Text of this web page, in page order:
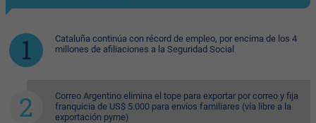
Cataluña continúa con récord de empleo, por encima de los 4
millones de afiliaciones a la Seguridad Social
Correo Argentino elimina el tope para exportar por correo y fija
franquicia de US$ 5.000 para envíos familiares (vía libre a la
exportación pyme)